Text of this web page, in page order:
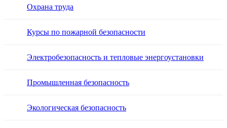
Охрана труда
Курсы по пожарной безопасности
Электробезопасность и тепловые энергоустановки
Промышленная безопасность
Экологическая безопасность